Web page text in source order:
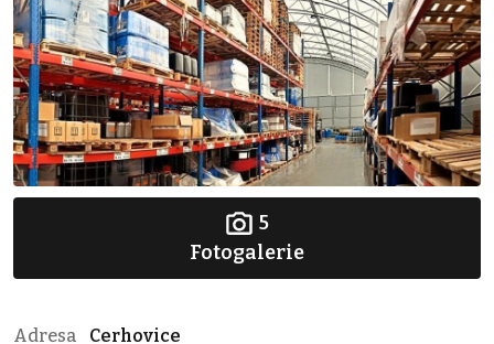
5
Fotogalerie
Adresa
Cerhovice